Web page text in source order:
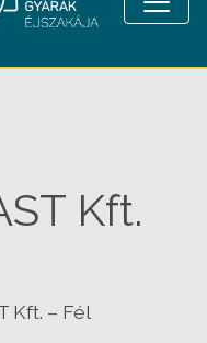
Kft.
Kft. – Fél